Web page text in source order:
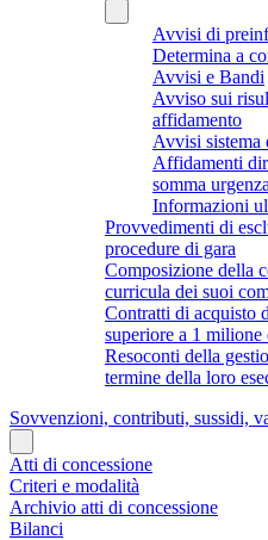
Avvisi di
Determina a
Avvisi e Bandi
Avviso sui
affidamento
Avvisi
Affidamenti
somma
Informazioni
Provvedimenti di
procedure di gara
Composizione della
curricula dei suoi
Contratti di acquisto
superiore a 1 milione
Resoconti della
termine della loro
Sovvenzioni, contributi, sussidi,
Atti di concessione
Criteri e modalità
Archivio atti di concessione
Bilanci